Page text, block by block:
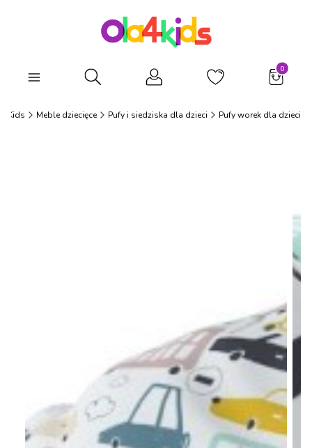
Otwórz wyszukiwarkę
Meble dziecięce Pufy i siedziska dla dzieci Pufy worek dla dzieci